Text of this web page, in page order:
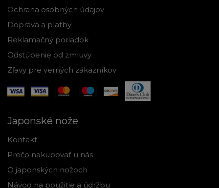
Ochrana osobných údajov
Doprava a platby
Reklamačný poriadok
Odstúpenie od zmluvy
Zľavy pre verných zákazníkov
Japonské nože
Kontakt
Prečo nakupovať u nás
O japonských nožoch
Návod na použitie a údržbu